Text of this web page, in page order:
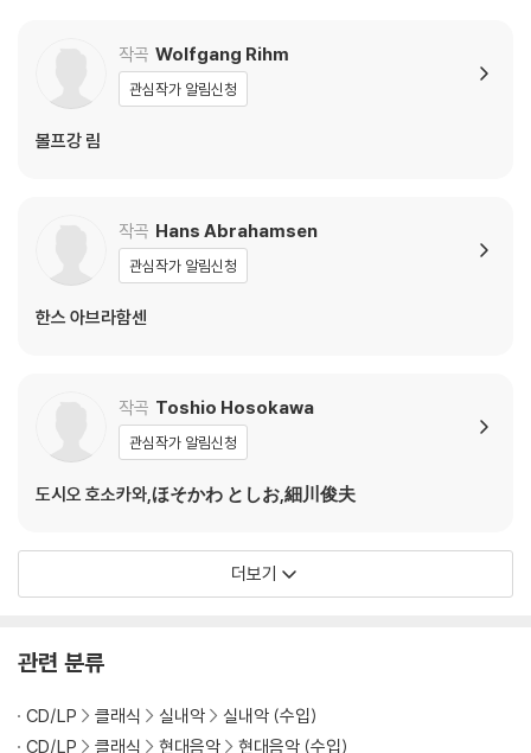
작곡 Wolfgang Rihm
관심작가 알림신청
볼프강 림
작곡 Hans Abrahamsen
관심작가 알림신청
한스 아브라함센
작곡 Toshio Hosokawa
관심작가 알림신청
도시오 호소카와,ほそかわ としお,細川俊夫
더보기
관련 분류
CD/LP 클래식 실내악
실내악 (수입)
CD/LP
클래식 현대음악 현대음악 (수입)